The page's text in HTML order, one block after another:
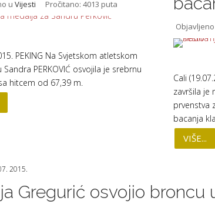
u Vijesti Pročitano: 4013 puta
PEKING Na Svjetskom atletskom
Sandra PERKOVIĆ osvojila je srebrnu
hitcem od 67,39 m.
Cali
završila je
prvenstva
bacanja
VIŠE...
2015.
Gregurić osvojio broncu